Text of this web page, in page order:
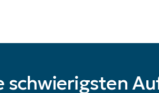
schwierigsten